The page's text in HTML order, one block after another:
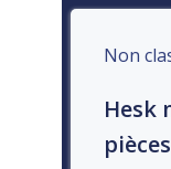
Non
Hesk